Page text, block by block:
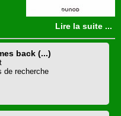
Lire la suite ...
back (...)
de recherche